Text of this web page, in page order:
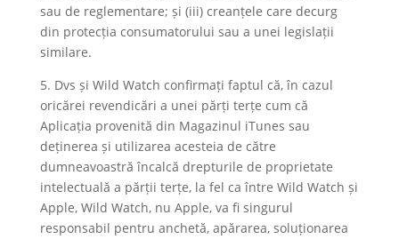
sau de reglementare; și (iii) creanțele care decurg
din protecția consumatorului sau a unei legislații
similare.
5. Dvs și Wild Watch confirmați faptul că, în cazul
oricărei revendicări a unei părți terțe cum că
Aplicația provenită din Magazinul iTunes sau
deținerea și utilizarea acesteia de către
dumneavoastră încalcă drepturile de proprietate
intelectuală a părții terțe, la fel ca între Wild Watch și
Apple, Wild Watch, nu Apple, va fi singurul
responsabil pentru anchetă, apărarea, soluționarea